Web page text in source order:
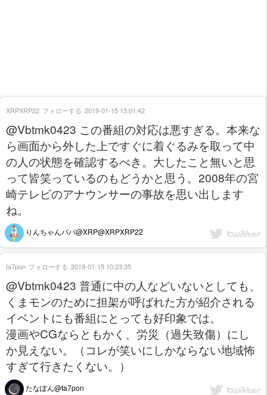
@Vbtmk0423 この番組の対応は悪すぎる。本来な
ら画面から外した上ですぐに着ぐるみを取って中
の人の状態を確認するべき。大したこと無いと思
って皆笑っているのもどうかと思う。2008年の宮
崎テレビのアナウンサーの事故を思い出します
ね。
りんちゃんパパ@XRP@XRPXRP22
XRPXRP22 フォローする 2019-01-15 13:01:42
@Vbtmk0423 普通に中の人などいないとしても、
くまモンのために担架が呼ばれた方が紹介される
イベントにも番組にとっても好印象では。
漫画やCGならともかく、労災（過失致傷）にし
か見えない。（コレが笑いにしかならない地域怖
すぎて行きたくない。）
たなぽん@ta7pon
ta7pon フォローする 2019-01-15 10:23:35